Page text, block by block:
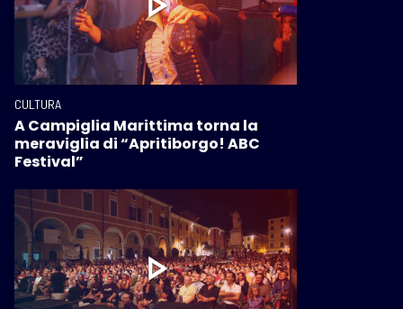
CULTURA
A Campiglia Marittima torna la
meraviglia di “Apritiborgo! ABC
Festival”